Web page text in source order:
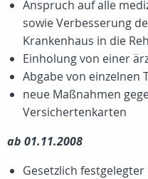
Anspruch auf alle
sowie Verbesserung
Krankenhaus in die
Einholung von einer
Abgabe von einzelnen
neue Maßnahmen
Versichertenkarten
ab 01.11.2008
Gesetzlich